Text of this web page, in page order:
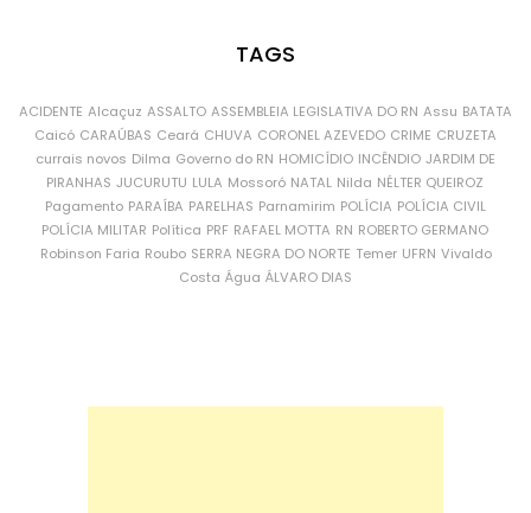
TAGS
ACIDENTE Alcaçuz ASSALTO ASSEMBLEIA LEGISLATIVA DO RN Assu BATATA
Caicó CARAÚBAS Ceará CHUVA CORONEL AZEVEDO CRIME CRUZETA
currais novos Dilma Governo do RN HOMICÍDIO INCÊNDIO JARDIM DE
PIRANHAS JUCURUTU LULA Mossoró NATAL Nilda NÉLTER QUEIROZ
Pagamento PARAÍBA PARELHAS Parnamirim POLÍCIA POLÍCIA CIVIL
POLÍCIA MILITAR Política PRF RAFAEL MOTTA RN ROBERTO GERMANO
Robinson Faria Roubo SERRA NEGRA DO NORTE Temer UFRN Vivaldo
Costa Água ÁLVARO DIAS